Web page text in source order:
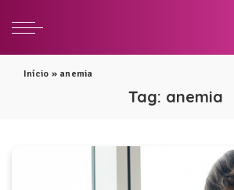
Início » anemia
Tag: anemia